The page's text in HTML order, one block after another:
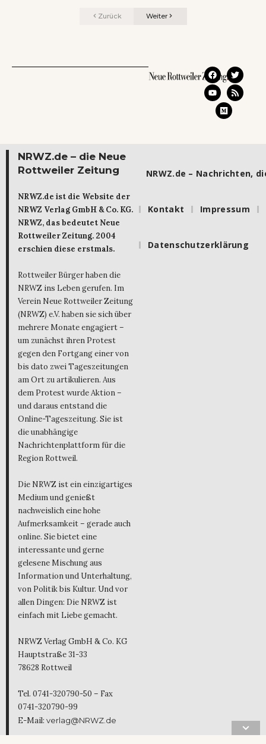
Zurück Weiter
NRWZ.de – die Neue
Rottweiler Zeitung
NRWZ.de ist die Website der
NRWZ Verlag GmbH & Co. KG.
NRWZ, das bedeutet Neue
Rottweiler Zeitung. 2004
erschien diese erstmals.
Rottweiler Bürger haben die
NRWZ ins Leben gerufen. Im
Verein Neue Rottweiler Zeitung
(NRWZ) e.V. haben sie sich über
mehrere Monate engagiert –
um zunächst ihren Protest
gegen den Fortgang einer von
bis dato zwei Tageszeitungen
am Ort zu artikulieren. Aus
dem Protest wurde Aktion –
und daraus entstand die
Online-Tageszeitung. Sie ist
die unabhängige
Nachrichtenplattform für die
Region Rottweil.
Die NRWZ ist ein einzigartiges
Medium und genießt
nachweislich eine hohe
Aufmerksamkeit – gerade auch
online. Sie bietet eine
interessante und gerne
gelesene Mischung aus
Information und Unterhaltung,
von Politik bis Kultur. Und vor
allen Dingen: Die NRWZ ist
einfach mit Liebe gemacht.
NRWZ Verlag GmbH & Co. KG
Hauptstraße 31-33
78628 Rottweil
Tel. 0741-320790-50 – Fax
0741-320790-99
E-Mail: verlag@NRWZ.de
NRWZ.de – Nachrichten,
Kontakt Impressum
Datenschutzerklärung